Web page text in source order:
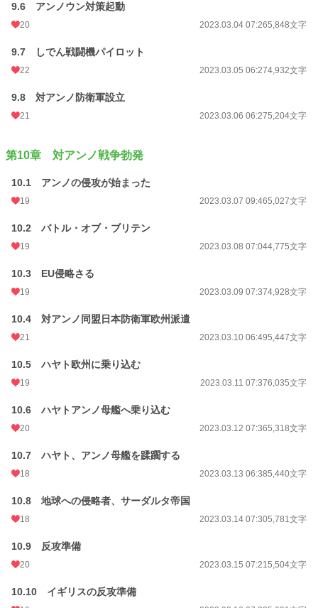
9.6 アンノウン対策起動
20 2023.03.04 07:265,848文字
9.7 しでん戦闘機パイロット
22 2023.03.05 06:274,932文字
9.8 対アンノ防衛軍設立
21 2023.03.06 06:275,204文字
第10章 対アンノ戦争勃発
10.1 アンノの侵攻が始まった
19 2023.03.07 09:465,027文字
10.2 バトル・オブ・ブリテン
19 2023.03.08 07:044,775文字
10.3 EU侵略さる
19 2023.03.09 07:374,928文字
10.4 対アンノ同盟日本防衛軍欧州派遣
21 2023.03.10 06:495,447文字
10.5 ハヤト欧州に乗り込む
19 2023.03.11 07:376,035文字
10.6 ハヤトアンノ母艦へ乗り込む
20 2023.03.12 07:365,318文字
10.7 ハヤト、アンノ母艦を蹂躙する
18 2023.03.13 06:385,440文字
10.8 地球への侵略者、サーダルタ帝国
18 2023.03.14 07:305,781文字
10.9 反攻準備
20 2023.03.15 07:215,504文字
10.10 イギリスの反攻準備